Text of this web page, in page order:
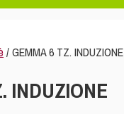
/ GEMMA 6 TZ. INDUZIONE
INDUZIONE